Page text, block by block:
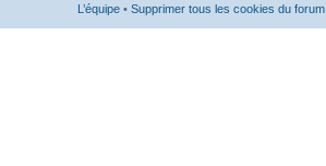
L’équipe • Supprimer tous les cookies du forum